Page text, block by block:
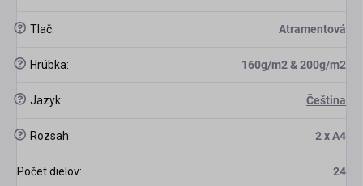
? Tlač: Atramentová
? Hrúbka: 160g/m2 & 200g/m2
? Jazyk: Čeština
? Rozsah: 2 x A4
Počet dielov: 24